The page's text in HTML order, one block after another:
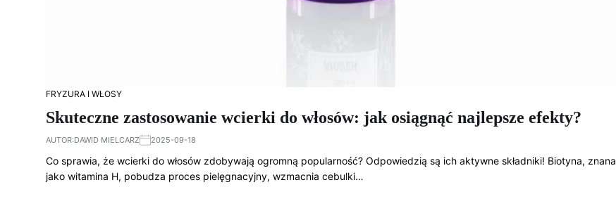
FRYZURA I WŁOSY
Skuteczne zastosowanie wcierki do włosów: jak osiągnąć najlepsze efekty?
AUTOR:DAWID MIELCARZ 2025-09-18
Co sprawia, że wcierki do włosów zdobywają ogromną popularność? Odpowiedzią są ich aktywne składniki! Biotyna, znana
jako witamina H, pobudza proces pielęgnacyjny, wzmacnia cebulki…